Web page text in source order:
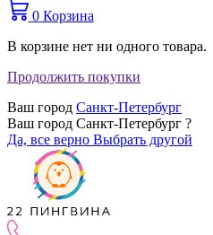
0 Корзина
В корзине нет ни одного товара.
Продолжить покупки
Ваш город Санкт-Петербург
Ваш город Санкт-Петербург ?
Да, все верно Выбрать другой